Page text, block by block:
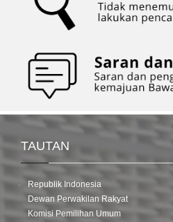
TAUTAN
Republik Indonesia
Dewan Perwakilan Rakyat
Komisi Pemilihan Umum